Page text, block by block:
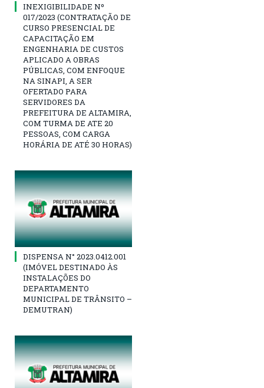
INEXIGIBILIDADE Nº
017/2023 (CONTRATAÇÃO DE
CURSO PRESENCIAL DE
CAPACITAÇÃO EM
ENGENHARIA DE CUSTOS
APLICADO A OBRAS
PÚBLICAS, COM ENFOQUE
NA SINAPI, A SER
OFERTADO PARA
SERVIDORES DA
PREFEITURA DE ALTAMIRA,
COM TURMA DE ATE 20
PESSOAS, COM CARGA
HORÁRIA DE ATÉ 30 HORAS)
DISPENSA N° 2023.0412.001
(IMÓVEL DESTINADO ÀS
INSTALAÇÕES DO
DEPARTAMENTO
MUNICIPAL DE TRÂNSITO –
DEMUTRAN)